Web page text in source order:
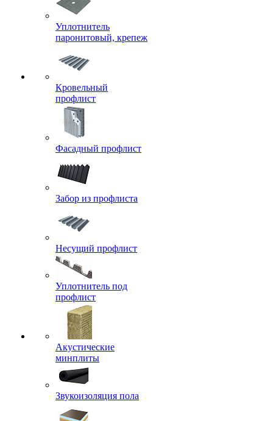
Уплотнитель
паронитовый, крепеж
Кровельный
профлист
Фасадный профлист
Забор из профлиста
Несущий профлист
Уплотнитель под
профлист
Акустические
минплиты
Звукоизоляция пола